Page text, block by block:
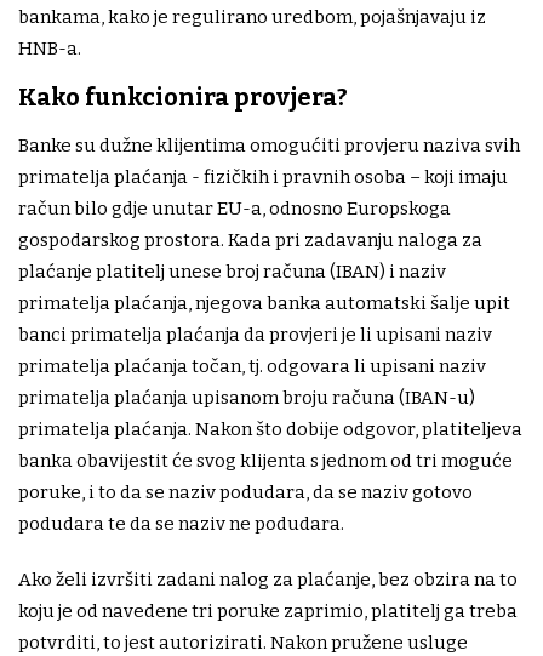
bankama, kako je regulirano uredbom, pojašnjavaju iz
HNB-a.
Kako funkcionira provjera?
Banke su dužne klijentima omogućiti provjeru naziva svih
primatelja plaćanja - fizičkih i pravnih osoba – koji imaju
račun bilo gdje unutar EU-a, odnosno Europskoga
gospodarskog prostora. Kada pri zadavanju naloga za
plaćanje platitelj unese broj računa (IBAN) i naziv
primatelja plaćanja, njegova banka automatski šalje upit
banci primatelja plaćanja da provjeri je li upisani naziv
primatelja plaćanja točan, tj. odgovara li upisani naziv
primatelja plaćanja upisanom broju računa (IBAN-u)
primatelja plaćanja. Nakon što dobije odgovor, platiteljeva
banka obavijestit će svog klijenta s jednom od tri moguće
poruke, i to da se naziv podudara, da se naziv gotovo
podudara te da se naziv ne podudara.
Ako želi izvršiti zadani nalog za plaćanje, bez obzira na to
koju je od navedene tri poruke zaprimio, platitelj ga treba
potvrditi, to jest autorizirati. Nakon pružene usluge